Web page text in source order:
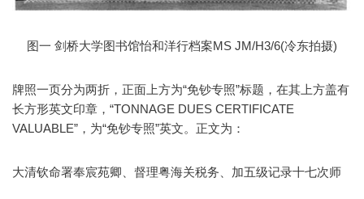
图一 剑桥大学图书馆怡和洋行档案MS JM/H3/6(冷东拍摄)
牌照一页分为两折，正面上方为“免钞专照”标题，在其上方盖有
长方形英文印章，“TONNAGE DUES CERTIFICATE
VALUABLE”，为“免钞专照”英文。正文为：
大清钦命署奉宸苑卿、督理粤海关税务、加五级记录十七次师